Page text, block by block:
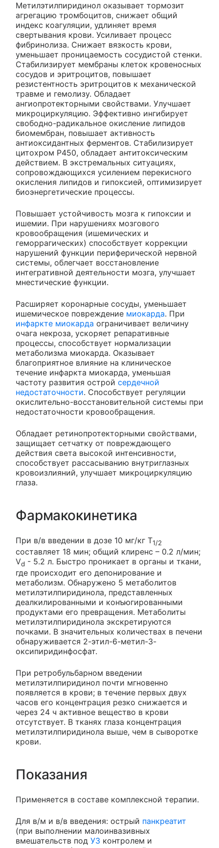
Метилэтилпиридинол оказывает тормозит
агрегацию тромбоцитов, снижает общий
индекс коагуляции, удлиняет время
свертывания крови. Усиливает процесс
фибринолиза. Снижает вязкость крови,
уменьшает проницаемость сосудистой стенки.
Стабилизирует мембраны клеток кровеносных
сосудов и эритроцитов, повышает
резистентность эритроцитов к механической
травме и гемолизу. Обладает
ангиопротекторными свойствами. Улучшает
микроциркуляцию. Эффективно ингибирует
свободно-радикальное окисление липидов
биомембран, повышает активность
антиоксидантных ферментов. Стабилизирует
цитохром Р450, обладает антитоксическим
действием. В экстремальных ситуациях,
сопровождающихся усилением перекисного
окисления липидов и гипоксией, оптимизирует
биоэнергетические процессы.
Повышает устойчивость мозга к гипоксии и
ишемии. При нарушениях мозгового
кровообращения (ишемических и
геморрагических) способствует коррекции
нарушений функции периферической нервной
системы, облегчает восстановление
интегративной деятельности мозга, улучшает
мнестические функции.
Расширяет коронарные сосуды, уменьшает
ишемическое повреждение миокарда. При
инфаркте миокарда ограничивает величину
очага некроза, ускоряет репаративные
процессы, способствует нормализации
метаболизма миокарда. Оказывает
благоприятное влияние на клиническое
течение инфаркта миокарда, уменьшая
частоту развития острой сердечной
недостаточности. Способствует регуляции
окислительно-восстановительной системы при
недостаточности кровообращения.
Обладает ретинопротекторными свойствами,
защищает сетчатку от повреждающего
действия света высокой интенсивности,
способствует рассасыванию внутриглазных
кровоизлияний, улучшает микроциркуляцию
глаза.
Фармакокинетика
При в/в введении в дозе 10 мг/кг T1/2
составляет 18 мин; общий клиренс – 0.2 л/мин;
Vd - 5.2 л. Быстро проникает в органы и ткани,
где происходит его депонирование и
метаболизм. Обнаружено 5 метаболитов
метилэтилпиридинола, представленных
деалкилированными и конъюгированными
продуктами его превращения. Метаболиты
метилэтилпиридинола экскретируются
почками. В значительных количествах в печени
обнаруживается 2-этил-6-метил-3-
оксипиридинфосфат.
При ретробульбарном введении
метилэтилпиридинол почти мгновенно
появляется в крови; в течение первых двух
часов его концентрация резко снижается и
через 24 ч активное вещество в крови
отсутствует. В тканях глаза концентрация
метилэтилпиридинола выше, чем в сыворотке
крови.
Показания
Применяется в составе комплексной терапии.
Для в/м и в/в введения: острый панкреатит
(при выполнении малоинвазивных
вмешательств под УЗ контролем и